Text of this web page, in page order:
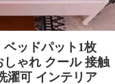
ッドパット1枚
しゃれ クール 接触
濯可 インテリア